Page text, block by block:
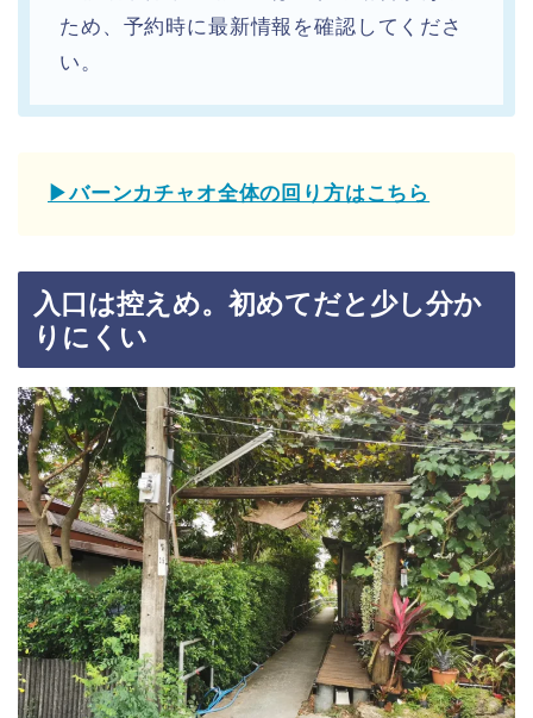
ため、予約時に最新情報を確認してくださ
い。
▶バーンカチャオ全体の回り方はこちら
入口は控えめ。初めてだと少し分か
りにくい